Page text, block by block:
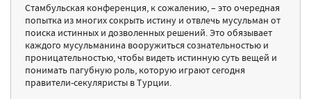
Стамбульская конференция, к сожалению, – это очередная
попытка из многих сокрыть истину и отвлечь мусульман от
поиска истинных и дозволенных решений. Это обязывает
каждого мусульманина вооружиться сознательностью и
проницательностью, чтобы видеть истинную суть вещей и
понимать пагубную роль, которую играют сегодня
правители-секуляристы в Турции.